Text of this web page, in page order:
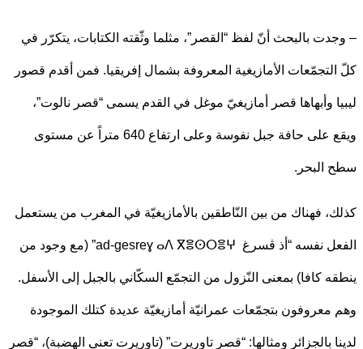
بالبحث أنّ لفظ “القصر”، مثلما وثّقته الكتابات، يتكرّر في
الأمازيغية المعروفة بشمال إفريقيا. فمن أقدم قصور
وأبهاها قصر أمازيغيّ موغل في القدم يسمى “قصر نالوت”،
ويقع على حافة جبل نفوسة وعلى ارتفاع 640 متراً عن مستوى
فهناك من بين النّاطقين بالأمازيغيّة في المغرب من يستعمل
الفعل نفسه “أذ ڤسرغ ad-gesreɣ ⴰⴷ ⴳⴻⵙⵔⴻⵖ” (مع وجود من
كافا) بمعنى النّزول من التجمّع السكّاني بالجبل إلى الأسفل.
بتجمّعات عمرانيّة أمازيغيّة عديدة كتلك الموجودة
بالجزائر ومثالها: “قصر تاوريرت” (تاوريرت تعني الهضبة)، “قصر